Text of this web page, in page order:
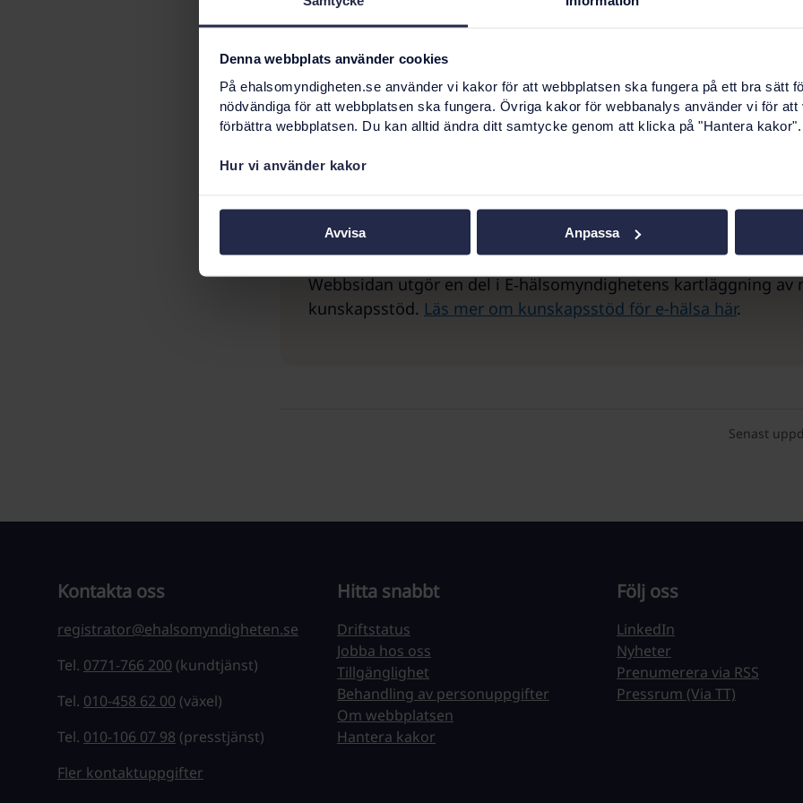
Denna webbplats använder cookies
På ehalsomyndigheten.se använder vi kakor för att webbplatsen ska fungera på ett bra sätt
nödvändiga för att webbplatsen ska fungera. Övriga kakor för webbanalys använder vi för
förbättra webbplatsen. Du kan alltid ändra ditt samtycke genom att klicka på "Hantera kakor".
Hur vi använder kakor
Avvisa Anpassa
Relaterad information
Digital informationssäkerhetsutbildning för alla (Disa)
Kunskapsstöd för e-hälsa
Webbsidan utgör en del i E‑hälsomyndighetens kartläggning av
kunskapsstöd. Läs mer om kunskapsstöd för e-hälsa här.
Senast
Kontakta oss
registrator@ehalsomyndigheten.se
Tel. 0771-766 200 (kundtjänst)
Tel. 010-458 62 00 (växel)
Tel. 010-106 07 98 (presstjänst)
Fler kontaktuppgifter
Hitta snabbt
Driftstatus
Jobba hos oss
Tillgänglighet
Behandling av personuppgifter
Om webbplatsen
Hantera kakor
Följ oss
LinkedIn
Nyheter
Prenumerera via RSS
Pressrum (Via TT)